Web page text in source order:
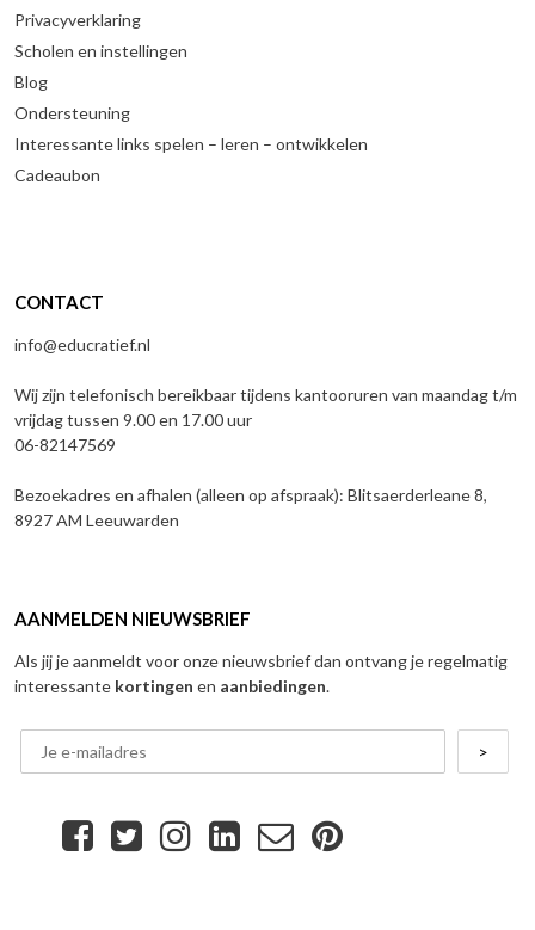
Privacyverklaring
Scholen en instellingen
Blog
Ondersteuning
Interessante links spelen – leren – ontwikkelen
Cadeaubon
CONTACT
info@educratief.nl
Wij zijn telefonisch bereikbaar tijdens kantooruren van maandag t/m
vrijdag tussen 9.00 en 17.00 uur
06-82147569
Bezoekadres en afhalen (alleen op afspraak): Blitsaerderleane 8,
8927 AM Leeuwarden
AANMELDEN NIEUWSBRIEF
Als jij je aanmeldt voor onze nieuwsbrief dan ontvang je regelmatig
interessante kortingen en aanbiedingen.